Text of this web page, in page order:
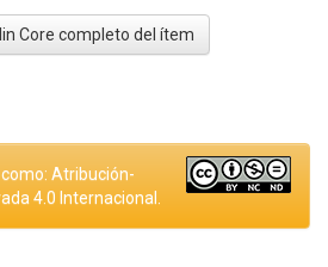
Core completo del ítem
como: Atribución-
4.0 Internacional.